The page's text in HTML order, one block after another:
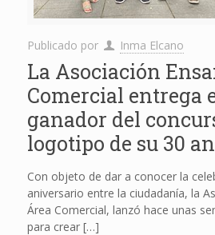
Publicado por Inma Elcano
La Asociación
Comercial entrega
ganador del
logotipo de su 30
Con objeto de dar a conocer la
aniversario entre la ciudadanía, la
Área Comercial, lanzó hace unas
para crear[…]